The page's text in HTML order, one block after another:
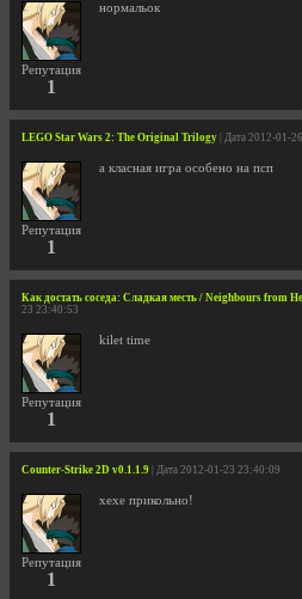
Репутация
1
нормальок
LEGO Star Wars 2: The Original Trilogy | Дата 2012-01-
Репутация
1
а класная игра особено на псп
Как достать соседа: Сладкая месть / Neighbours from
23 23:40:53
Репутация
1
kilet time
Counter-Strike 2D v0.1.1.9 | Дата 2012-01-23 23:40:09
Репутация
1
хехе прикольно!